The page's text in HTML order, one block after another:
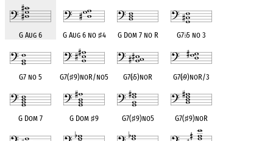
G Aug 6 G Aug 6 no ♯4 G Dom 7 no R G7♭5 no 3
G7 no 5 G7(♯9)noR/no5 G7(♭5)noR G7(♭9)noR/3
G Dom 7 G Dom♯9 G7(♯9)no5 G7(♯9)noR